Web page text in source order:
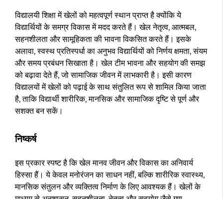
विद्यालयी शिक्षा में खेलों को महत्वपूर्ण स्थान प्राप्त है क्योंकि ये
विद्यार्थियों के समग्र विकास में मदद करते हैं। खेल नेतृत्व, आत्मबल,
सहनशीलता और सामूहिकता की भावना विकसित करते हैं। इसके
अलावा, स्वस्थ प्रतिस्पर्धा का अनुभव विद्यार्थियों को निर्णय क्षमता, संयम
और समय प्रबंधन सिखाता है। खेल टीम भावना और सहयोग की समझ
को बढ़ावा देते हैं, जो सामाजिक जीवन में लाभकारी है। इसी कारण
विद्यालयों में खेलों को पढ़ाई के साथ संतुलित रूप से शामिल किया जाता
है, ताकि विद्यार्थी शारीरिक, मानसिक और सामाजिक दृष्टि से पूर्ण और
सशक्त बन सकें।
निष्कर्ष
इस प्रकार स्पष्ट है कि खेल मानव जीवन और विकास का अनिवार्य
हिस्सा हैं। ये केवल मनोरंजन का साधन नहीं, बल्कि शारीरिक स्वास्थ्य,
मानसिक संतुलन और व्यक्तित्व निर्माण के लिए आवश्यक हैं। खेलों के